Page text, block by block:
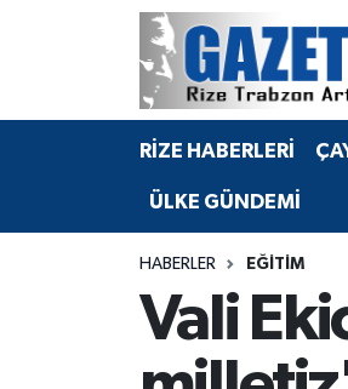
RİZE HABERLERİ
ÜLKE GÜNDEMİ
HABERLER EĞİTİM
Vali
BÖLGEMİZ
Bilim Teknoloji
Merkez Nöbetçi Eczaneler
Merkez Hava Durumu
Merkez Trafik Yoğunluk
Tüm Manşetler